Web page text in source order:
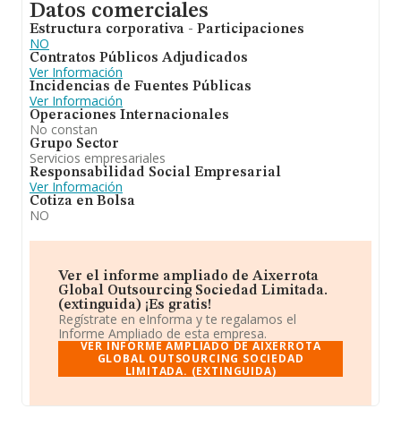
Datos comerciales
Estructura corporativa - Participaciones
NO
Contratos Públicos Adjudicados
Ver Información
Incidencias de Fuentes Públicas
Ver Información
Operaciones Internacionales
No constan
Grupo Sector
Servicios empresariales
Responsabilidad Social Empresarial
Ver Información
Cotiza en Bolsa
NO
Ver el informe ampliado de Aixerrota
Global Outsourcing Sociedad Limitada.
(extinguida) ¡Es gratis!
Regístrate en eInforma y te regalamos el
Informe Ampliado de esta empresa.
VER INFORME AMPLIADO DE AIXERROTA
GLOBAL OUTSOURCING SOCIEDAD
LIMITADA. (EXTINGUIDA)